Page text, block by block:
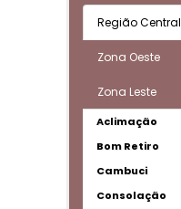
Região Central
Zona Oeste
Zona Leste
Aclimação
Bom Retiro
Cambuci
Consolação